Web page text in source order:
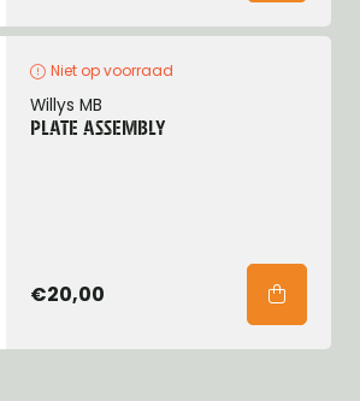
Niet op voorraad
Willys MB
PLATE ASSEMBLY
€20,00